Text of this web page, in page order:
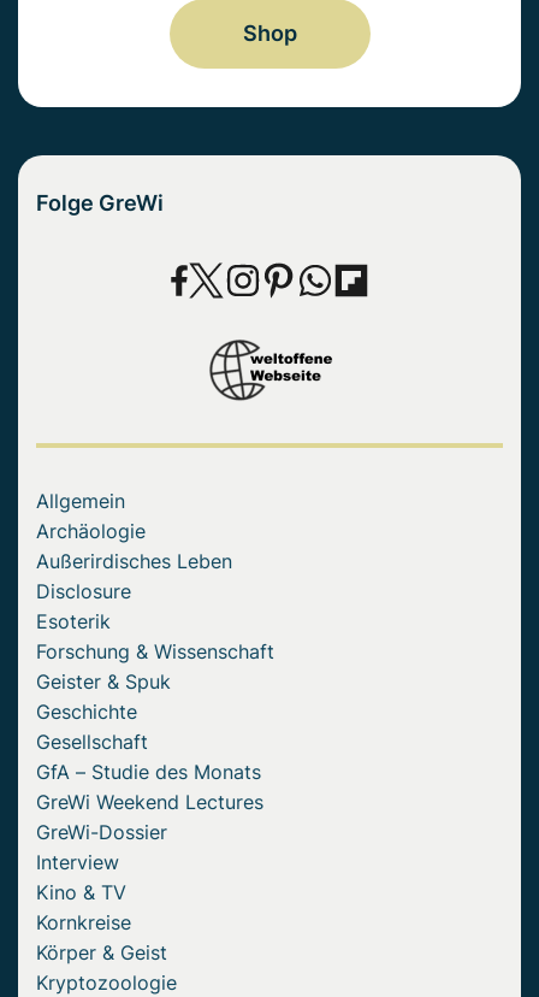
Shop
Folge GreWi
Allgemein
Archäologie
Außerirdisches Leben
Disclosure
Esoterik
Forschung & Wissenschaft
Geister & Spuk
Geschichte
Gesellschaft
GfA – Studie des Monats
GreWi Weekend Lectures
GreWi-Dossier
Interview
Kino & TV
Kornkreise
Körper & Geist
Kryptozoologie